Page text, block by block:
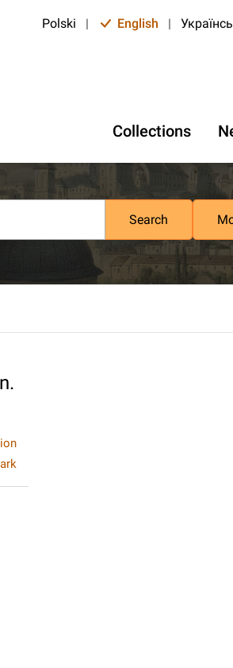
Polski | English |
Collections
Search